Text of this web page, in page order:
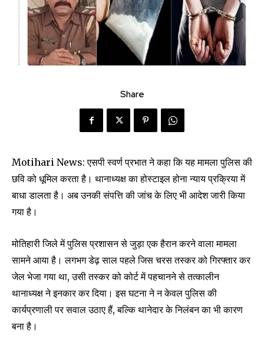
Share
Motihari News: एसपी स्वर्ण प्रभात ने कहा कि यह मामला पुलिस की
छवि को धूमिल करता है। थानाध्यक्ष का होस्टाइल होना न्याय प्रक्रिया में
बाधा डालता है। अब उनकी संपत्ति की जांच के लिए भी आदेश जारी किया
गया है।
मोतिहारी जिले में पुलिस प्रशासन से जुड़ा एक हैरान करने वाला मामला
सामने आया है। लगभग डेढ़ साल पहले जिस चरस तस्कर को गिरफ्तार कर
जेल भेजा गया था, उसी तस्कर को कोर्ट में पहचानने से तत्कालीन
थानाध्यक्ष ने इनकार कर दिया। इस घटना ने न केवल पुलिस की
कार्यप्रणाली पर सवाल उठाए हैं, बल्कि थानेदार के निलंबन का भी कारण
बना है।